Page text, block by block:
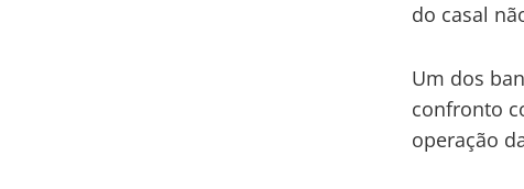
do casal
Um dos
confronto
operação